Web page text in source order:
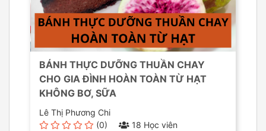
BÁNH THỰC DƯỠNG THUẦN CHAY
CHO GIA ĐÌNH HOÀN TOÀN TỪ HẠT
KHÔNG BƠ, SỮA
Lê Thị Phương Chi
(0)
18 Học viên